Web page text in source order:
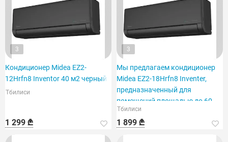
3
Кондиционер Midea EZ2-
12Hrfn8 Inventor 40 м2 черный
Тбилиси
1 299 ₾
3
Мы предлагаем кондиционер
Midea EZ2-18Hrfn8 Inventer,
предназначенный для
помещений площадью до 60
м².
Тбилиси
1 899 ₾